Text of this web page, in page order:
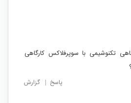
تکنوشیمی با سوپرفلاکس کارگاهی
پاسخ | گزارش